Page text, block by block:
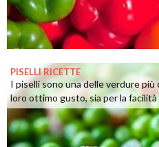
PISELLI RICETTE
I piselli sono una delle verdure più
loro ottimo gusto, sia per la facilità